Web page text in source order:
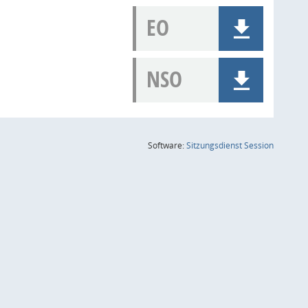
EO
NSO
Software:SitzungsdienstSession(Wird in